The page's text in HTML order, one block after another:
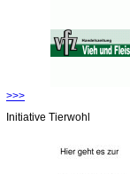
>>>
Initiative Tierwohl